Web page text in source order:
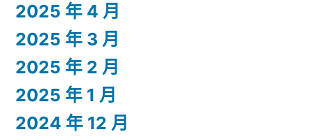
2025 年 4 月
2025 年 3 月
2025 年 2 月
2025 年 1 月
2024 年 12 月